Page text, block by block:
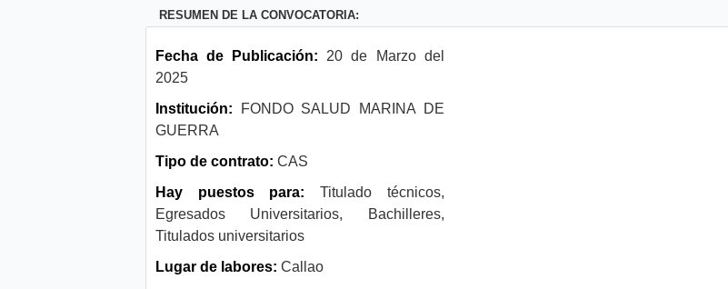
RESUMEN DE LA CONVOCATORIA:
Fecha de Publicación: 20 de Marzo del
2025
Institución: FONDO SALUD MARINA DE
GUERRA
Tipo de contrato: CAS
Hay puestos para: Titulado técnicos,
Egresados Universitarios, Bachilleres,
Titulados universitarios
Lugar de labores: Callao